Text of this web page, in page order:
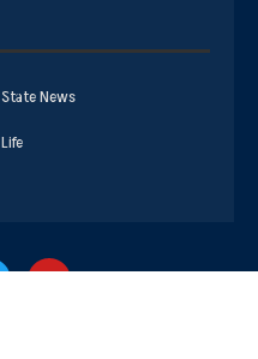
State News
Life